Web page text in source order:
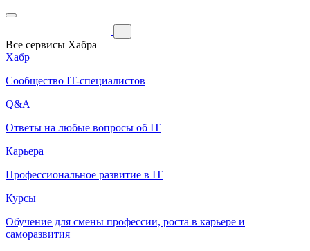
Все сервисы Хабра
Хабр
Сообщество IT-специалистов
Q&A
Ответы на любые вопросы об IT
Карьера
Профессиональное развитие в IT
Курсы
Обучение для смены профессии, роста в карьере и
саморазвития